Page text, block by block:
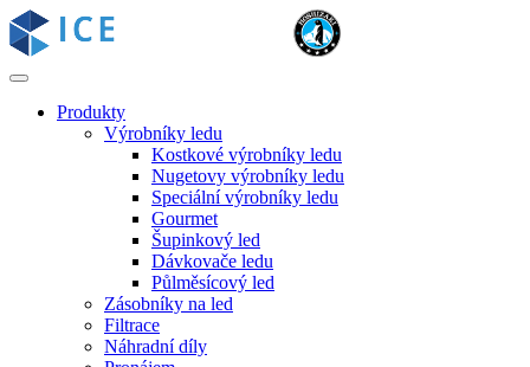
Produkty
Výrobníky ledu
Kostkové výrobníky ledu
Nugetovy výrobníky ledu
Speciální výrobníky ledu
Gourmet
Šupinkový led
Dávkovače ledu
Půlměsícový led
Zásobníky na led
Filtrace
Náhradní díly